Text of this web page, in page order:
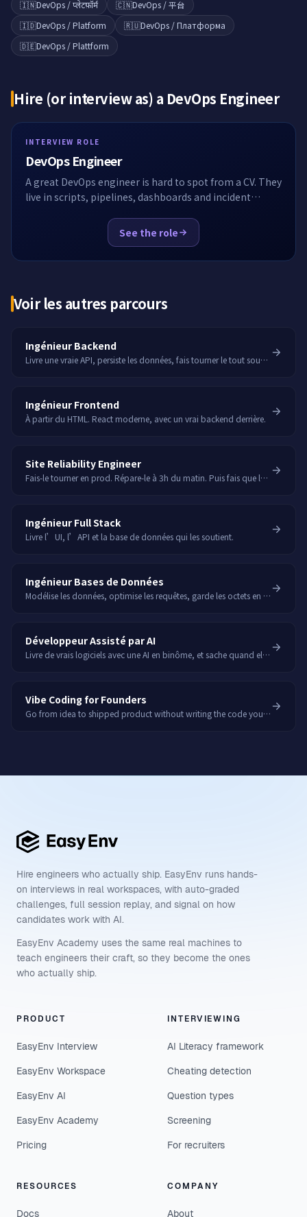
🇮🇳DevOps / प्लेटफ़ॉर्म 🇨🇳DevOps / 平台
🇮🇩DevOps / Platform 🇷🇺DevOps / Платформа
🇩🇪DevOps / Plattform
Hire (or interview as) a DevOps Engineer
INTERVIEW ROLE
DevOps Engineer
A great DevOps engineer is hard to spot from a CV. They
live in scripts, pipelines, dashboards and incident
candidate inside a real Linux box with Docker,
Kubernetes and Terraform already installed, then lets
you watch them work. No whiteboard, no toy syntax
See the role
Voir les autres parcours
Ingénieur Backend
Livre une vraie API, persiste les données, fais tourner le tout sous Linux.
Ingénieur Frontend
À partir du HTML. React moderne, avec un vrai backend derrière.
Site Reliability Engineer
Fais-le tourner en prod. Répare-le à 3h du matin. Puis fais que les 3h du matin n’arrivent plus.
Ingénieur Full Stack
Livre l’UI, l’API et la base de données qui les soutient.
Ingénieur Bases de Données
Modélise les données, optimise les requêtes, garde les octets en sécurité.
Développeur Assisté par AI
Livre de vrais logiciels avec une AI en binôme, et sache quand elle a tort.
Vibe Coding for Founders
Go from idea to shipped product without writing the code yourself.
Hire engineers who actually ship. EasyEnv runs hands-
on interviews in real workspaces, with auto-graded
challenges, full session replay, and signal on how
candidates work with AI.
EasyEnv Academy uses the same real machines to
teach engineers their craft, so they become the ones
who actually ship.
PRODUCT
EasyEnv Interview
EasyEnv Workspace
EasyEnv AI
EasyEnv Academy
Pricing
INTERVIEWING
AI Literacy framework
Cheating detection
Question types
Screening
For recruiters
RESOURCES
Docs
COMPANY
About